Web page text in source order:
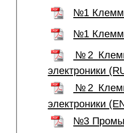
№1
№1
№2
электроники
№2
электроники
№3